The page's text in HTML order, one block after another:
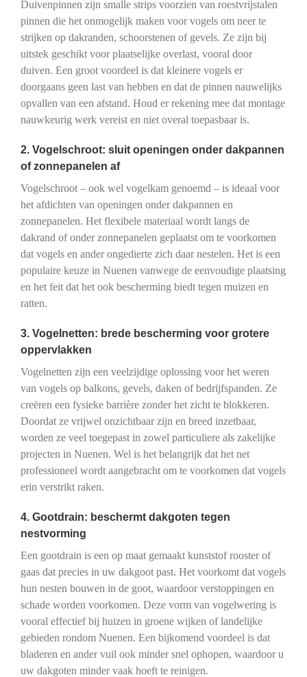
Duivenpinnen zijn smalle strips voorzien van roestvrijstalen
pinnen die het onmogelijk maken voor vogels om neer te
strijken op dakranden, schoorstenen of gevels. Ze zijn bij
uitstek geschikt voor plaatselijke overlast, vooral door
duiven. Een groot voordeel is dat kleinere vogels er
doorgaans geen last van hebben en dat de pinnen nauwelijks
opvallen van een afstand. Houd er rekening mee dat montage
nauwkeurig werk vereist en niet overal toepasbaar is.
2. Vogelschroot: sluit openingen onder dakpannen
of zonnepanelen af
Vogelschroot – ook wel vogelkam genoemd – is ideaal voor
het afdichten van openingen onder dakpannen en
zonnepanelen. Het flexibele materiaal wordt langs de
dakrand of onder zonnepanelen geplaatst om te voorkomen
dat vogels en ander ongedierte zich daar nestelen. Het is een
populaire keuze in Nuenen vanwege de eenvoudige plaatsing
en het feit dat het ook bescherming biedt tegen muizen en
ratten.
3. Vogelnetten: brede bescherming voor grotere
oppervlakken
Vogelnetten zijn een veelzijdige oplossing voor het weren
van vogels op balkons, gevels, daken of bedrijfspanden. Ze
creëren een fysieke barrière zonder het zicht te blokkeren.
Doordat ze vrijwel onzichtbaar zijn en breed inzetbaar,
worden ze veel toegepast in zowel particuliere als zakelijke
projecten in Nuenen. Wel is het belangrijk dat het net
professioneel wordt aangebracht om te voorkomen dat vogels
erin verstrikt raken.
4. Gootdrain: beschermt dakgoten tegen
nestvorming
Een gootdrain is een op maat gemaakt kunststof rooster of
gaas dat precies in uw dakgoot past. Het voorkomt dat vogels
hun nesten bouwen in de goot, waardoor verstoppingen en
schade worden voorkomen. Deze vorm van vogelwering is
vooral effectief bij huizen in groene wijken of landelijke
gebieden rondom Nuenen. Een bijkomend voordeel is dat
bladeren en ander vuil ook minder snel ophopen, waardoor u
uw dakgoten minder vaak hoeft te reinigen.